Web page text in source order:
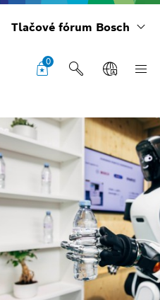
Tlačové fórum Bosch
0